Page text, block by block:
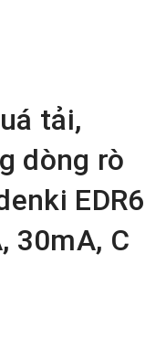
tải,
dòng rò
EDR6
30mA, C